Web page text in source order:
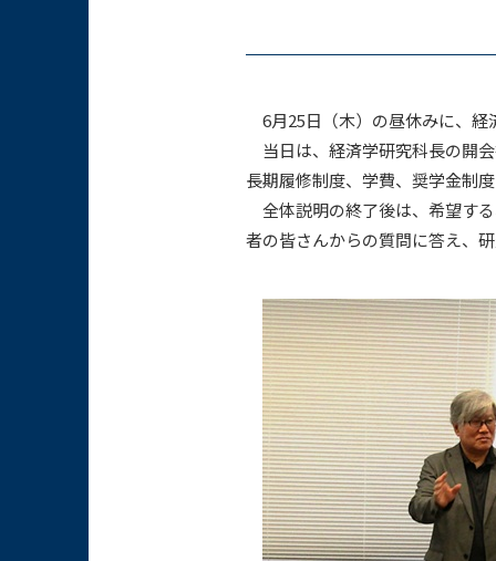
6月25日（木）の昼休みに、経
当日は、経済学研究科長の開
長期履修制度、学費、奨学金制
全体説明の終了後は、希望す
者の皆さんからの質問に答え、